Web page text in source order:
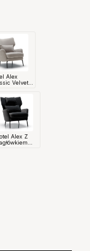
Alex
Velvet
Alex Z